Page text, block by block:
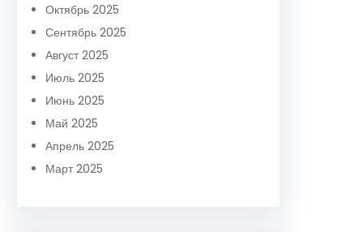
Октябрь 2025
Сентябрь 2025
Август 2025
Июль 2025
Июнь 2025
Май 2025
Апрель 2025
Март 2025